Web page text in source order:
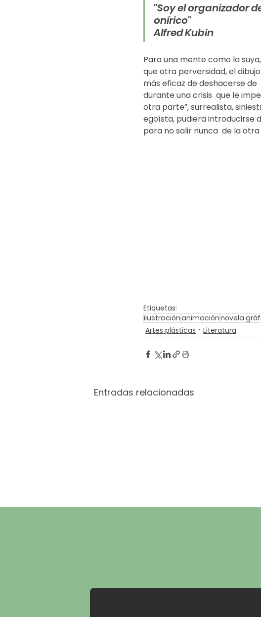
"Soy el organizador
onírico"
Alfred Kubin
Para una mente como la
que otra perversidad, el
más eficaz de deshacerse de
durante una crisis  que le
otra parte”, surrealista,
egoísta, pudiera introducirse
para no salir nunca  de la
Etiquetas:
ilustraciónanimaciónnovela
Artes plásticas
Literatura
Entradas relacionadas